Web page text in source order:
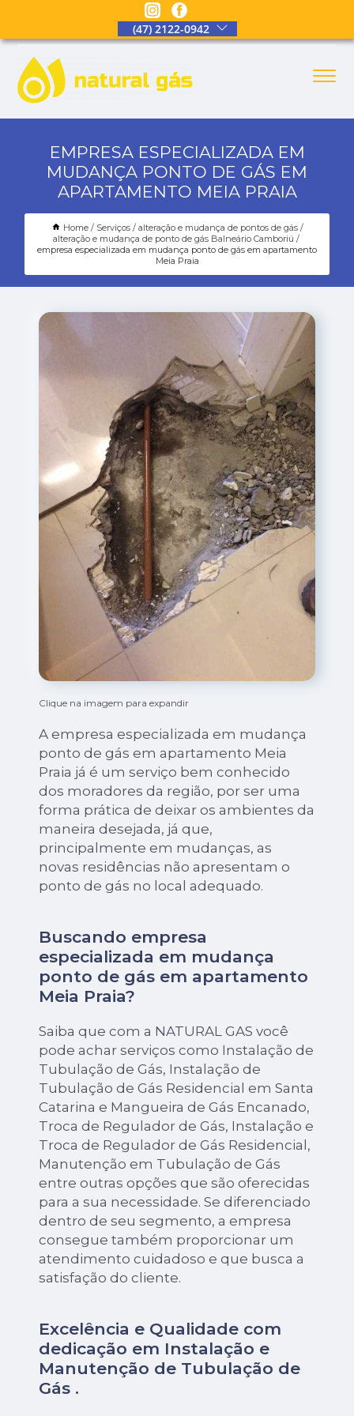
(47) 2122-0942
EMPRESA ESPECIALIZADA EM
MUDANÇA PONTO DE GÁS EM
APARTAMENTO MEIA PRAIA
Home Serviços
alteração e mudança de pontos de gás
alteração e mudança de ponto de gás Balneário Camboriú
empresa especializada em mudança ponto de gás em apartamento
Meia Praia
Clique na imagem para expandir
A empresa especializada em mudança
ponto de gás em apartamento Meia
Praia já é um serviço bem conhecido
dos moradores da região, por ser uma
forma prática de deixar os ambientes da
maneira desejada, já que,
principalmente em mudanças, as
novas residências não apresentam o
ponto de gás no local adequado.
Buscando empresa
especializada em mudança
ponto de gás em apartamento
Meia Praia?
Saiba que com a NATURAL GAS você
pode achar serviços como Instalação de
Tubulação de Gás, Instalação de
Tubulação de Gás Residencial em Santa
Catarina e Mangueira de Gás Encanado,
Troca de Regulador de Gás, Instalação e
Troca de Regulador de Gás Residencial,
Manutenção em Tubulação de Gás
entre outras opções que são oferecidas
para a sua necessidade. Se diferenciado
dentro de seu segmento, a empresa
consegue também proporcionar um
atendimento cuidadoso e que busca a
satisfação do cliente.
Excelência e Qualidade com
dedicação em Instalação e
Manutenção de Tubulação de
Gás .